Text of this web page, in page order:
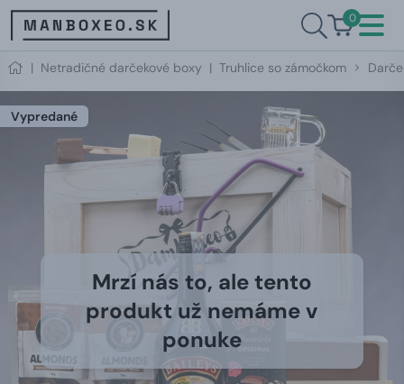
0
| Netradičné darčekové boxy | Truhlice so zámočkom
Vypredané
Mrzí nás to, ale tento
produkt už nemáme v
ponuke